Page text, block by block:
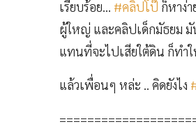
เรียบร้อย… #คลิปโป๊ ก็หาง่
ผู้ใหญ่ และคลิปเด็กมัธยม
แทนที่จะไปเสียใต้ดิน ก็ทำ
แล้วเพื่อนๆ หล่ะ .. คิดยังไง